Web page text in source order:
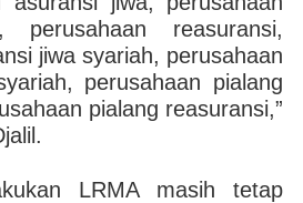
perusahaan reasuransi,
jiwa syariah, perusahaan
perusahaan pialang
pialang reasuransi,”
LRMA masih tetap